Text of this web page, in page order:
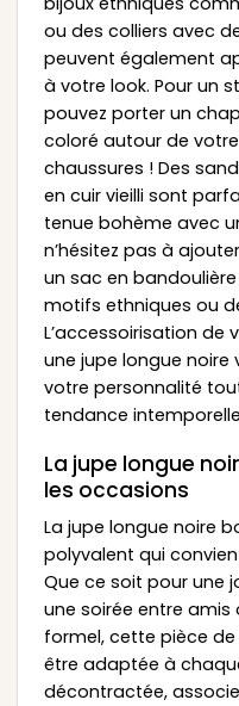
ou des colliers avec
peuvent également
à votre look. Pour un
pouvez porter un
coloré autour de votre
chaussures ! Des
en cuir vieilli sont
tenue bohème avec
n’hésitez pas à
un sac en
motifs ethniques ou
L’accessoirisation de
une jupe longue noire
votre personnalité
tendance
La jupe longue
les occasions
La jupe longue noire
polyvalent qui
Que ce soit pour une
une soirée entre
formel, cette pièce
être adaptée à
décontractée,